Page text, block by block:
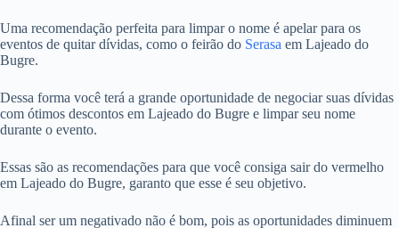
Uma recomendação perfeita para limpar o nome é apelar para os
eventos de quitar dívidas, como o feirão do Serasa em Lajeado do
Bugre.
Dessa forma você terá a grande oportunidade de negociar suas dívidas
com ótimos descontos em Lajeado do Bugre e limpar seu nome
durante o evento.
Essas são as recomendações para que você consiga sair do vermelho
em Lajeado do Bugre, garanto que esse é seu objetivo.
Afinal ser um negativado não é bom, pois as oportunidades diminuem